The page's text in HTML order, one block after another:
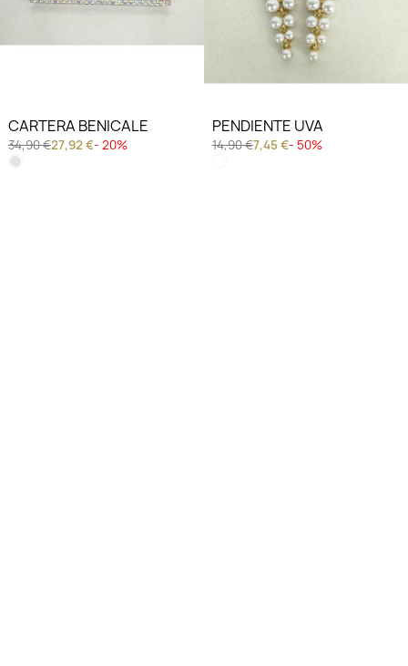
CARTERA BENICALE
34,90 €27,92 €- 20%
PENDIENTE UVA
14,90 €7,45 €- 50%